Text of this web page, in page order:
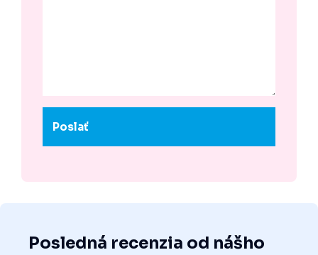
Posledná recenzia od nášho